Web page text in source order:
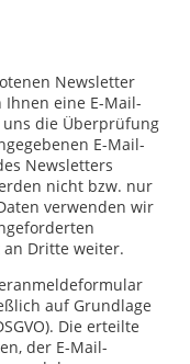
Newsletter
eine E-Mail-
uns die Überprüfung
E-Mail-
Newsletters
nicht bzw. nur
verwenden wir
Dritte weiter.
auf Grundlage
Die erteilte
der E-Mail-